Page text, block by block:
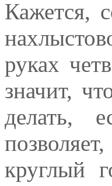
Кажется,
руках
значит,
делать,
круглый